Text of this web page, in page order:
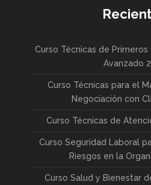
Curso Técnicas de Primeros
Avanzado
Curso Técnicas para el
Negociación con
Curso Técnicas de
Curso Seguridad Laboral
Riesgos en la
Curso Salud y Bienestar